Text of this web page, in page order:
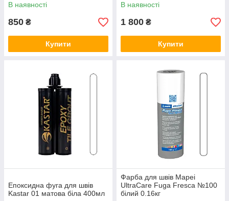
В наявності
850 ₴
Купити
В наявності
1 800 ₴
Купити
Епоксидна фуга для швів
Kastar 01 матова біла 400мл
Фарба для швів Mapei
UltraCare Fuga Fresca №100
білий 0.16кг